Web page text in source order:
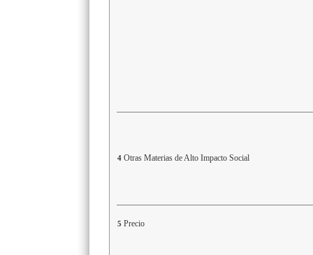
4 Otras Materias de Alto Impacto Social
5 Precio